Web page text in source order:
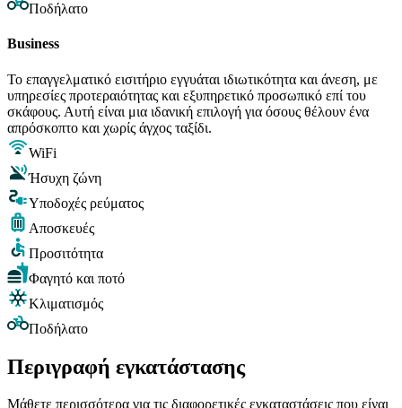
Ποδήλατο
Business
Το επαγγελματικό εισιτήριο εγγυάται ιδιωτικότητα και άνεση, με
υπηρεσίες προτεραιότητας και εξυπηρετικό προσωπικό επί του
σκάφους. Αυτή είναι μια ιδανική επιλογή για όσους θέλουν ένα
απρόσκοπτο και χωρίς άγχος ταξίδι.
WiFi
Ήσυχη ζώνη
Υποδοχές ρεύματος
Αποσκευές
Προσιτότητα
Φαγητό και ποτό
Κλιματισμός
Ποδήλατο
Περιγραφή εγκατάστασης
Μάθετε περισσότερα για τις διαφορετικές εγκαταστάσεις που είναι